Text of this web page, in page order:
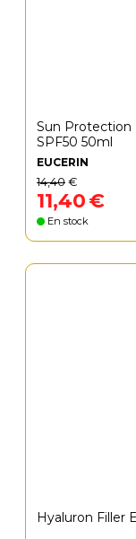
Sun Protection
SPF50 50ml
EUCERIN
14,40€
11,40€
En stock
Hyaluron Filler